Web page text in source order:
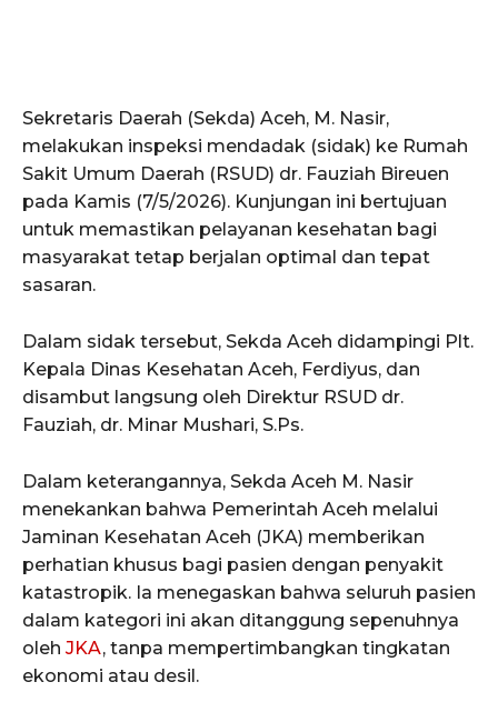
​Sekretaris Daerah (Sekda) Aceh, M. Nasir,
melakukan inspeksi mendadak (sidak) ke Rumah
Sakit Umum Daerah (RSUD) dr. Fauziah Bireuen
pada Kamis (7/5/2026). Kunjungan ini bertujuan
untuk memastikan pelayanan kesehatan bagi
masyarakat tetap berjalan optimal dan tepat
sasaran.
​Dalam sidak tersebut, Sekda Aceh didampingi Plt.
Kepala Dinas Kesehatan Aceh, Ferdiyus, dan
disambut langsung oleh Direktur RSUD dr.
Fauziah, dr. Minar Mushari, S.Ps.
​Dalam keterangannya, Sekda Aceh M. Nasir
menekankan bahwa Pemerintah Aceh melalui
Jaminan Kesehatan Aceh (JKA) memberikan
perhatian khusus bagi pasien dengan penyakit
katastropik. Ia menegaskan bahwa seluruh pasien
dalam kategori ini akan ditanggung sepenuhnya
oleh JKA, tanpa mempertimbangkan tingkatan
ekonomi atau desil.